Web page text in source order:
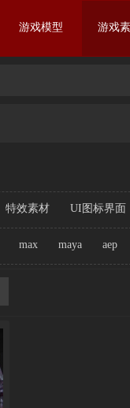
游戏模型 游戏
特效素材 UI图标界面
max maya aep